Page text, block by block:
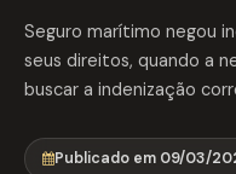
Seguro marítimo negou
seus direitos, quando a
buscar a indenização
Publicado em 09/03/